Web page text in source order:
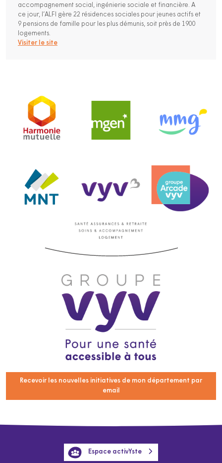
accompagnement social, ingénierie sociale et financière. A
ce jour, l’ALFI gère 22 résidences sociales pour jeunes actifs et
9 pensions de famille pour les plus démunis, soit près de 1900
logements.
Visiter le site
Recevoir les nouvelles initiatives de mon département par
email
Espace activYste